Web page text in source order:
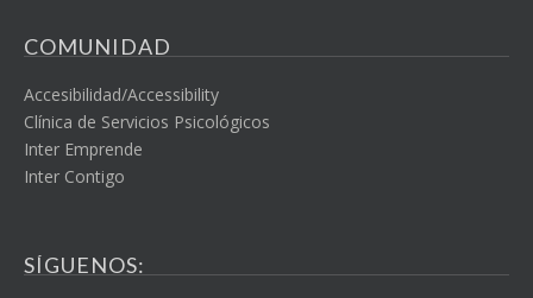
COMUNIDAD
Accesibilidad/Accessibility
Clínica de Servicios Psicológicos
Inter Emprende
Inter Contigo
SÍGUENOS: